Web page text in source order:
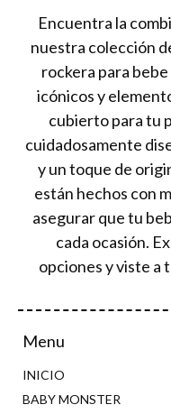
Encuentra la
nuestra colección
rockera para
icónicos y
cubierto para tu
cuidadosamente
y un toque de
están hechos con
asegurar que tu
cada ocasión.
opciones y viste a
Menu
INICIO
BABY MONSTER